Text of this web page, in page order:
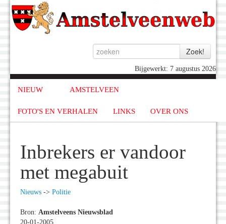
Bijgewerkt: 7 augustus 2026
NIEUW AMSTELVEEN
FOTO'S EN VERHALEN LINKS OVER ONS
Inbrekers er vandoor
met megabuit
Nieuws -> Politie
Bron: Amstelveens Nieuwsblad
20-01-2005